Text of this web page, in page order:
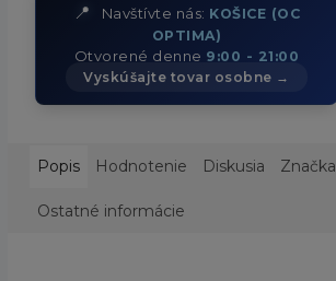
📍 Navštívte nás: KOŠICE (OC
OPTIMA)
Otvorené denne 9:00 - 21:00
Vyskúšajte tovar osobne →
Popis Hodnotenie Diskusia Značka
Ostatné informácie